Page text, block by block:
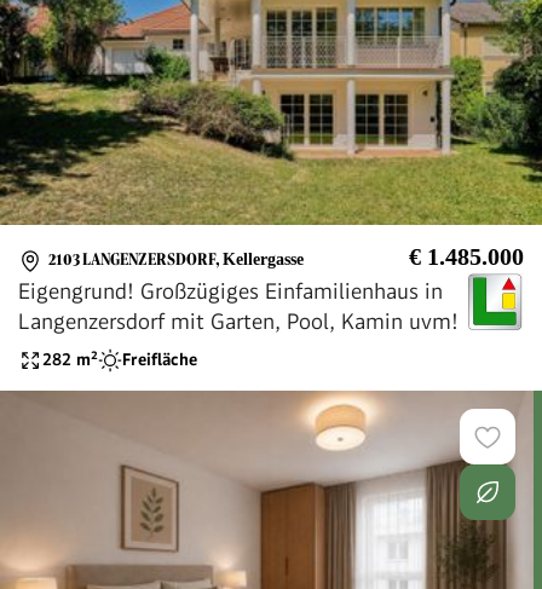
2103 LANGENZERSDORF, Kellergasse € 1.485.000
Eigengrund! Großzügiges Einfamilienhaus in
Langenzersdorf mit Garten, Pool, Kamin uvm!
282 m² Freifläche